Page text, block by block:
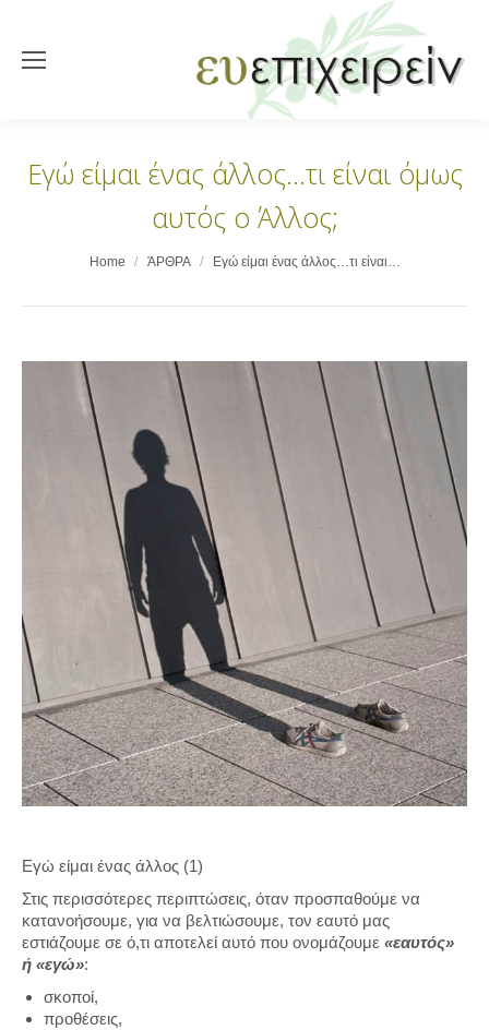
Εγώ είμαι ένας άλλος…τι είναι όμως
αυτός ο Άλλος;
You are here:
Home ΆΡΘΡΑ Εγώ είμαι ένας άλλος…τι είναι…
Εγώ είμαι ένας άλλος (1)
Στις περισσότερες περιπτώσεις, όταν προσπαθούμε να
κατανοήσουμε, για να βελτιώσουμε, τον εαυτό μας
εστιάζουμε σε ό,τι αποτελεί αυτό που ονομάζουμε «εαυτός»
ή «εγώ»:
σκοποί,
προθέσεις,